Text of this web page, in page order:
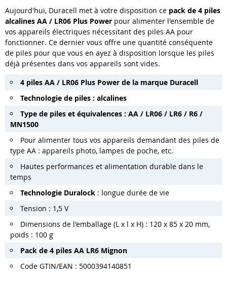
Aujourd'hui, Duracell met à votre disposition ce pack de 4 piles
alcalines AA / LR06 Plus Power pour alimenter l'ensemble de
vos appareils électriques nécessitant des piles AA pour
fonctionner. Ce dernier vous offre une quantité conséquente
de piles pour que vous en ayez à disposition lorsque les piles
déjà présentes dans vos appareils sont vides.
4 piles AA / LR06 Plus Power de la marque Duracell
Technologie de piles : alcalines
Type de piles et équivalences : AA / LR06 / LR6 / R6 /
MN1500
Pour alimenter tous vos appareils demandant des piles de
type AA : appareils photo, lampes de poche, etc.
Hautes performances et alimentation durable dans le
temps
Technologie Duralock : longue durée de vie
Tension : 1,5 V
Dimensions de l'emballage (L x l x H) : 120 x 85 x 20 mm,
poids : 100 g
Pack de 4 piles AA LR6 Mignon
Code GTIN/EAN : 5000394140851